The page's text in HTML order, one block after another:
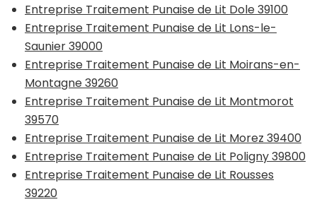
Entreprise Traitement Punaise de Lit Dole 39100
Entreprise Traitement Punaise de Lit Lons-le-
Saunier 39000
Entreprise Traitement Punaise de Lit Moirans-en-
Montagne 39260
Entreprise Traitement Punaise de Lit Montmorot
39570
Entreprise Traitement Punaise de Lit Morez 39400
Entreprise Traitement Punaise de Lit Poligny 39800
Entreprise Traitement Punaise de Lit Rousses
39220